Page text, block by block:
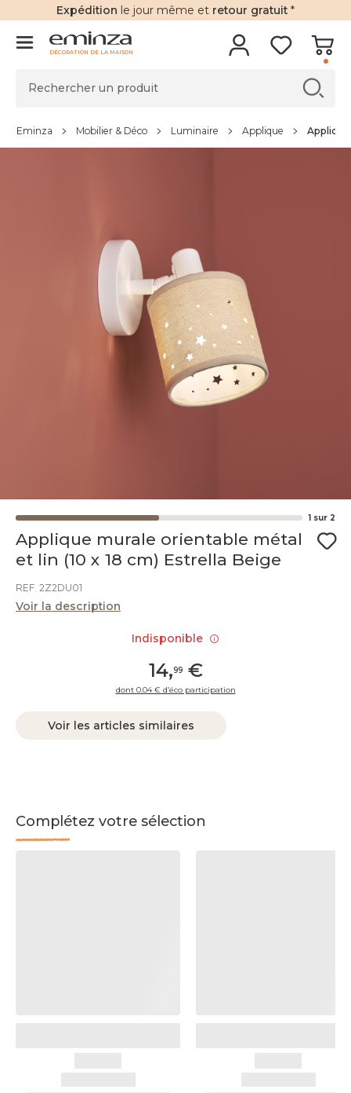
Expédition le jour même et retour gratuit *
DÉCORATION DE LA MAISON
Eminza Mobilier & Déco Luminaire Applique
1 sur 2
Applique murale orientable métal
et lin (10 x 18 cm) Estrella Beige
REF. 2Z2DU01
Voir la description
14,99€
dont 0.04 € d’éco participation
Voir les articles similaires
Complétez votre sélection